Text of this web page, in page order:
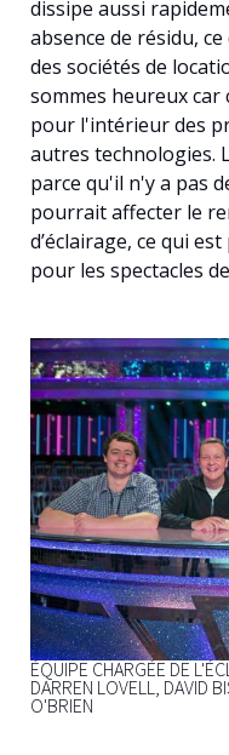
dissipe aussi
absence de résidu,
des sociétés de
sommes heureux
pour l'intérieur des
autres technologies.
parce qu'il n'y a pas
pourrait affecter le
d’éclairage, ce qui
pour les spectacles
ÉQUIPE CHARGÉE DE
DARREN LOVELL, DAVID
O'BRIEN